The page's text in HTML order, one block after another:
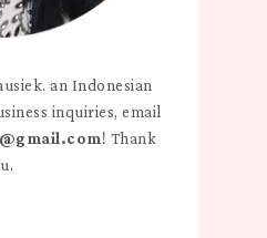
an Indonesian
inquiries, email
! Thank